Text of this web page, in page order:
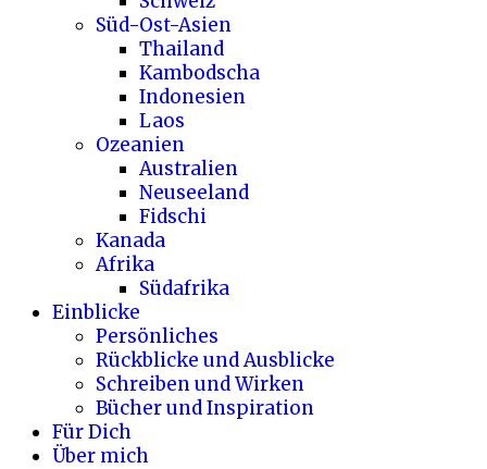
Süd-Ost-Asien
Thailand
Kambodscha
Indonesien
Laos
Ozeanien
Australien
Neuseeland
Fidschi
Kanada
Afrika
Südafrika
Einblicke
Persönliches
Rückblicke und Ausblicke
Schreiben und Wirken
Bücher und Inspiration
Für Dich
Über mich